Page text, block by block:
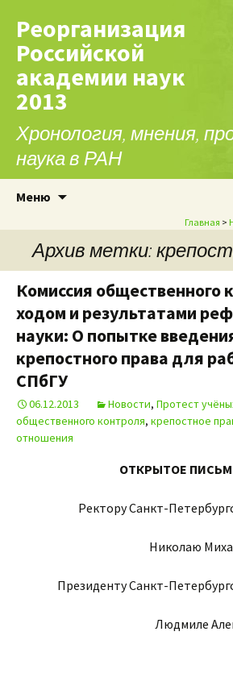
Реорганизация
Российской
академии наук
2013
Хронология, мнения,
наука в РАН
Меню
Главная >
Архив метки:
Комиссия общественного
ходом и результатами
науки: О попытке
крепостного права для
СПбГУ
06.12.2013 Новости, Протест
общественного контроля, крепостное
отношения
ОТКРЫТОЕ
Ректору Санкт-
Николаю
Президенту Санкт-
Людмиле